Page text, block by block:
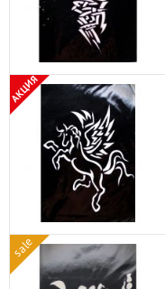
АКЦИЯ
sale